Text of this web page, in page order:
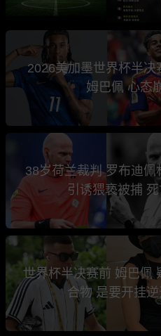
2026美加墨世界杯半
姆巴佩 心态
38岁荷兰裁判 罗布迪
引诱猥亵被捕
世界杯半决赛前 姆巴佩
合物 是要开挂